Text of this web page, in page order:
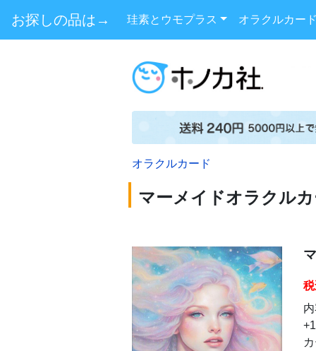
お探しの品は→ 珪素とウモプラス オラクルカー
オラクルカード
マーメイドオラクル